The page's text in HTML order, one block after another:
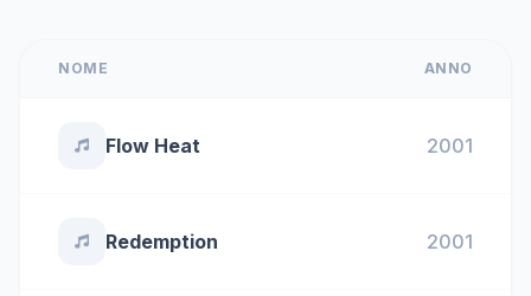
NOME ANNO
Flow Heat 2001
Redemption 2001